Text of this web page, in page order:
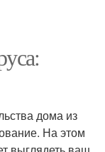
дома из
На этом